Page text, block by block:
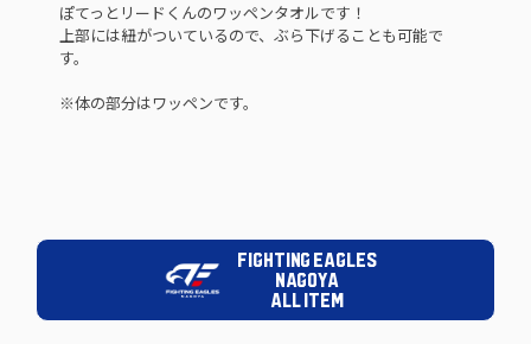
ぽてっとリードくんのワッペンタオルです！
上部には紐がついているので、ぶら下げることも可能で
す。
※体の部分はワッペンです。
FIGHTING EAGLES
NAGOYA
ALL ITEM